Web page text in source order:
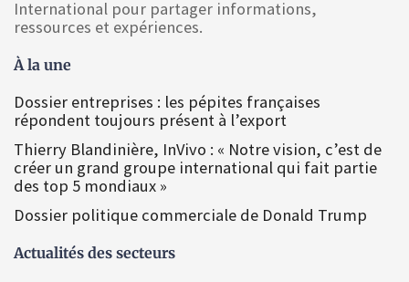
International pour partager informations,
ressources et expériences.
À la une
Dossier entreprises : les pépites françaises
répondent toujours présent à l’export
Thierry Blandinière, InVivo : « Notre vision, c’est de
créer un grand groupe international qui fait partie
des top 5 mondiaux »
Dossier politique commerciale de Donald Trump
Actualités des secteurs